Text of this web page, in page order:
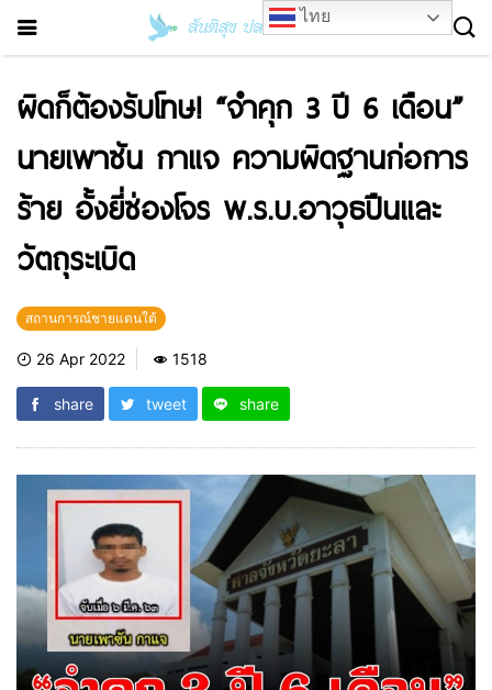
ผิดก็ต้องรับโทษ! “จำคุก 3 ปี 6 เดือน”
นายเพาซัน กาแจ ความผิดฐานก่อการ
ร้าย อั้งยี่ซ่องโจร พ.ร.บ.อาวุธปืนและ
วัตถุระเบิด
สถานการณ์ชายแดนใต้
26 Apr 2022 1518
share tweet share
ไทย